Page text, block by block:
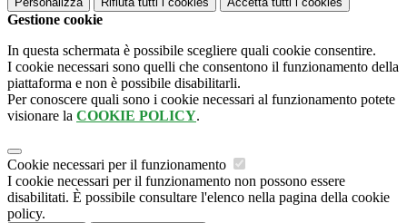
Gestione cookie
In questa schermata è possibile scegliere quali cookie consentire.
I cookie necessari sono quelli che consentono il funzionamento della
piattaforma e non è possibile disabilitarli.
Per conoscere quali sono i cookie necessari al funzionamento potete
visionare la COOKIE POLICY.
Cookie necessari per il funzionamento
I cookie necessari per il funzionamento non possono essere
disabilitati. È possibile consultare l'elenco nella pagina della cookie
policy.